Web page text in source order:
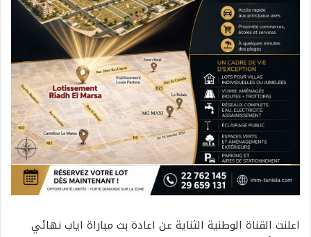
اعلنت القناة الوطنية الثناية عن اعادة بث مباراة اياب نهائي